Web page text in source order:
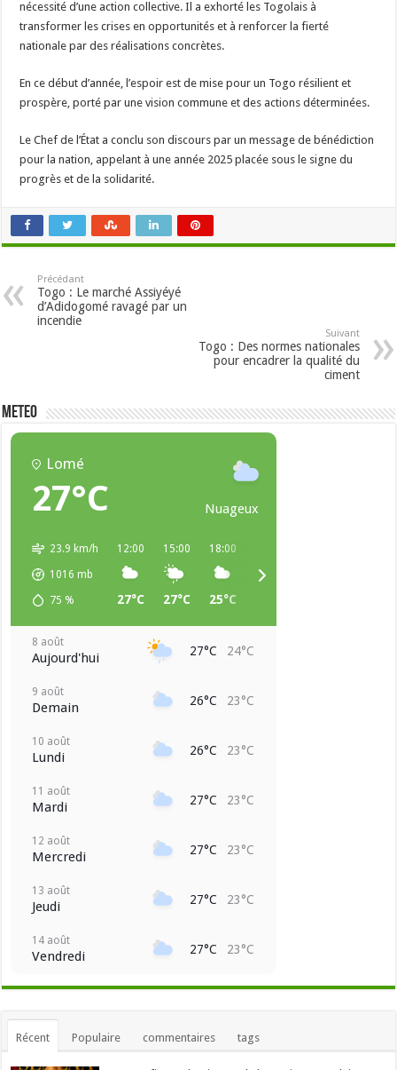
nécessité d’une action collective. Il a exhorté les Togolais à
transformer les crises en opportunités et à renforcer la fierté
nationale par des réalisations concrètes.
En ce début d’année, l’espoir est de mise pour un Togo résilient et
prospère, porté par une vision commune et des actions déterminées.
Le Chef de l’État a conclu son discours par un message de bénédiction
pour la nation, appelant à une année 2025 placée sous le signe du
progrès et de la solidarité.
Précédant
Togo : Le marché Assiyéyé
d’Adidogomé ravagé par un
incendie
Suivant
Togo : Des normes nationales
pour encadrer la qualité du
ciment
METEO
Lomé
27°C Nuageux
23.9 km/h
1016 mb
75 %
12:00
27°C
15:00
27°C
18:00
25°C
8 août
Aujourd'hui 27°C 24°C
9 août
Demain 26°C 23°C
10 août
Lundi 26°C 23°C
11 août
Mardi 27°C 23°C
12 août
Mercredi 27°C 23°C
13 août
Jeudi 27°C 23°C
14 août
Vendredi 27°C 23°C
Récent Populaire commentaires tags